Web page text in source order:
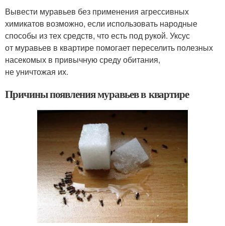
Вывести муравьев без применения агрессивных
химикатов возможно, если использовать народные
способы из тех средств, что есть под рукой. Уксус
от муравьев в квартире помогает переселить полезных
насекомых в привычную среду обитания,
не уничтожая их.
Причины появления муравьев в квартире